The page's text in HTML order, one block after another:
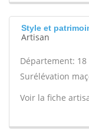
Style et
Artisan
Département: 18
Surélévation
Voir la fiche